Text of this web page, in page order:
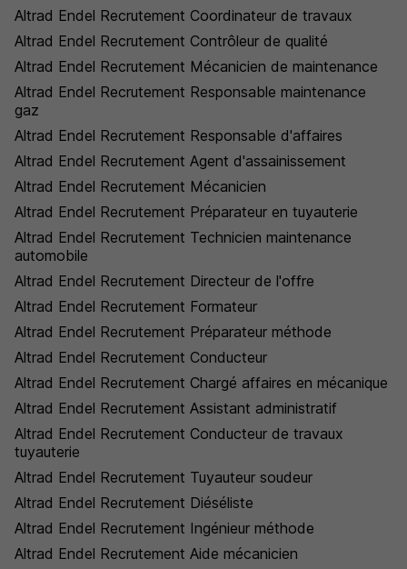
Altrad Endel Recrutement Coordinateur de travaux
Altrad Endel Recrutement Contrôleur de qualité
Altrad Endel Recrutement Mécanicien de maintenance
Altrad Endel Recrutement Responsable maintenance
gaz
Altrad Endel Recrutement Responsable d'affaires
Altrad Endel Recrutement Agent d'assainissement
Altrad Endel Recrutement Mécanicien
Altrad Endel Recrutement Préparateur en tuyauterie
Altrad Endel Recrutement Technicien maintenance
automobile
Altrad Endel Recrutement Directeur de l'offre
Altrad Endel Recrutement Formateur
Altrad Endel Recrutement Préparateur méthode
Altrad Endel Recrutement Conducteur
Altrad Endel Recrutement Chargé affaires en mécanique
Altrad Endel Recrutement Assistant administratif
Altrad Endel Recrutement Conducteur de travaux
tuyauterie
Altrad Endel Recrutement Tuyauteur soudeur
Altrad Endel Recrutement Diéséliste
Altrad Endel Recrutement Ingénieur méthode
Altrad Endel Recrutement Aide mécanicien